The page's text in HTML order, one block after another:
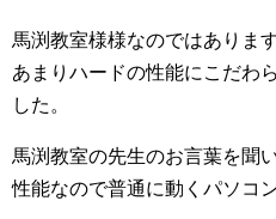
馬渕教室様様なのではありま
あまりハードの性能にこだわ
した。
馬渕教室の先生のお言葉を聞
性能なので普通に動くパソコ